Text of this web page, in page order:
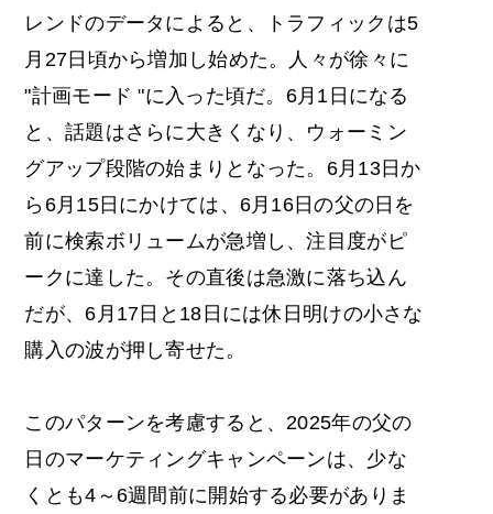
レンドのデータによると、トラフィックは5
月27日頃から増加し始めた。人々が徐々に
"計画モード "に入った頃だ。6月1日になる
と、話題はさらに大きくなり、ウォーミン
グアップ段階の始まりとなった。6月13日か
ら6月15日にかけては、6月16日の父の日を
前に検索ボリュームが急増し、注目度がピ
ークに達した。その直後は急激に落ち込ん
だが、6月17日と18日には休日明けの小さな
購入の波が押し寄せた。
このパターンを考慮すると、2025年の父の
日のマーケティングキャンペーンは、少な
くとも4～6週間前に開始する必要がありま